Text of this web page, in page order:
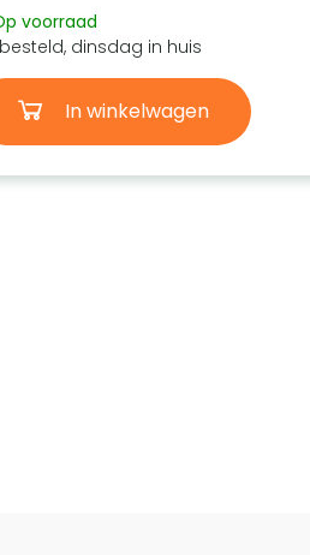
voorraad
dinsdag in huis
In winkelwagen